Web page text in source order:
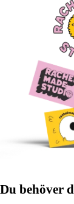
Du behöver